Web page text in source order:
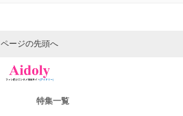
ページの先頭へ
特集一覧